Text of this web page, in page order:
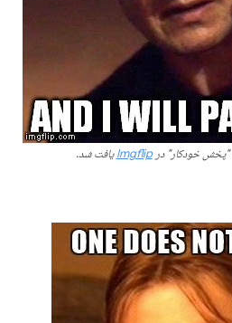
"پخش خودکار" درImgflipیافت شد.